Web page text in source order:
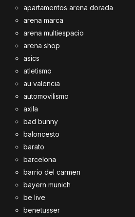
apartamentos arena dorada
arena marca
arena multiespacio
arena shop
asics
atletismo
au valencia
automovilismo
axila
bad bunny
baloncesto
barato
barcelona
barrio del carmen
bayern munich
be live
benetusser